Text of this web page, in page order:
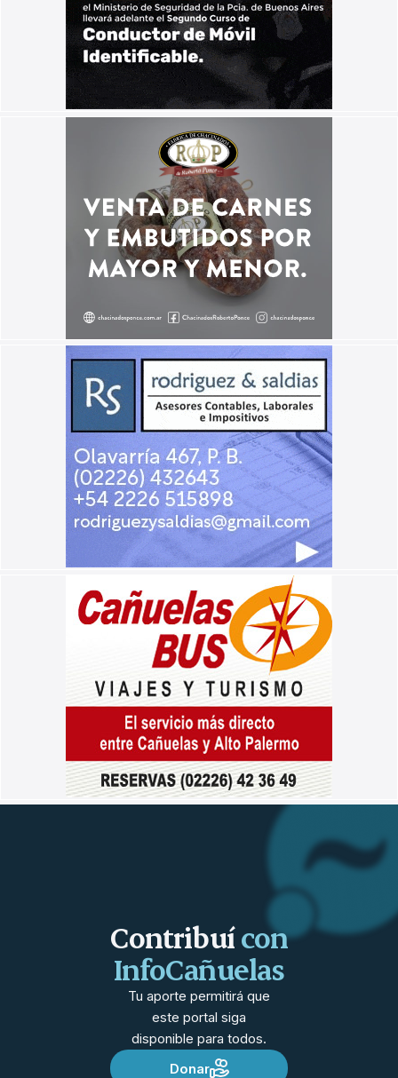
Contribuícon
InfoCañuelas
Tu aporte permitirá que
este portal siga
disponible para todos.
Donar